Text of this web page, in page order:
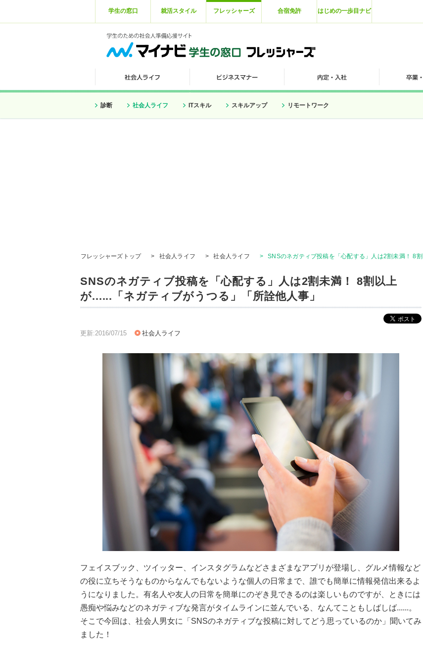
学生の窓口 就活スタイル フレッシャーズ 合宿免許 はじめの一歩目ナビ
診断 社会人ライフ ITスキル スキルアップ リモートワーク
フレッシャーズトップ > 社会人ライフ > 社会人ライフ > SNSのネガティブ投稿を「心配する」人は2割未満！ 8
SNSのネガティブ投稿を「心配する」人は2割未満！ 8割以上
が......「ネガティブがうつる」「所詮他人事」
更新:2016/07/15 社会人ライフ
フェイスブック、ツイッター、インスタグラムなどさまざまなアプリが登場し、グルメ情報など
の役に立ちそうなものからなんでもないような個人の日常まで、誰でも簡単に情報発信出来るよ
うになりました。有名人や友人の日常を簡単にのぞき見できるのは楽しいものですが、ときには
愚痴や悩みなどのネガティブな発言がタイムラインに並んでいる、なんてこともしばしば......。
そこで今回は、社会人男女に「SNSのネガティブな投稿に対してどう思っているのか」聞いてみ
ました！